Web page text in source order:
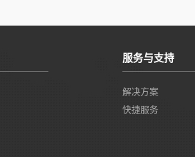
服务与支持
解决方案
快捷服务